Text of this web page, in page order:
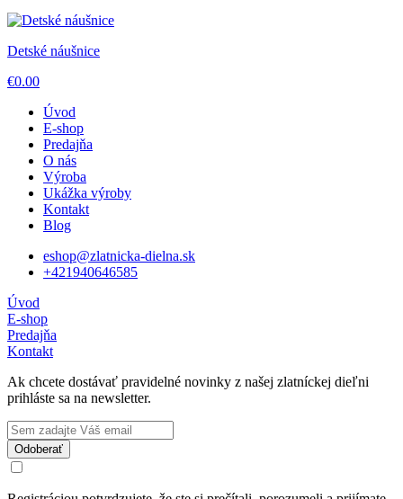
Detské náušnice
€0.00
Úvod
E-shop
Predajňa
O nás
Výroba
Ukážka výroby
Kontakt
Blog
eshop@zlatnicka-dielna.sk
+421940646585
Úvod
E-shop
Predajňa
Kontakt
Ak chcete dostávať pravidelné novinky z našej zlatníckej dieľni
prihláste sa na newsletter.